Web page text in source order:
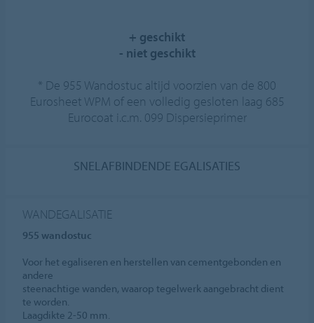
+ geschikt
- niet geschikt
* De 955 Wandostuc altijd voorzien van de 800
Eurosheet WPM of een volledig gesloten laag 685
Eurocoat i.c.m. 099 Dispersieprimer
SNELAFBINDENDE EGALISATIES
WANDEGALISATIE
955 wandostuc
Voor het egaliseren en herstellen van cementgebonden en
andere
steenachtige wanden, waarop tegelwerk aangebracht dient
te worden.
Laagdikte 2-50 mm.